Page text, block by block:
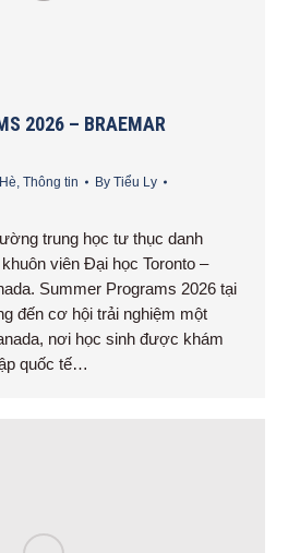
2026 – BRAEMAR
Thông tin By Tiểu Ly
trung học tư thục danh
viên Đại học Toronto –
Summer Programs 2026 tại
đến cơ hội trải nghiệm một
nơi học sinh được khám
quốc tế…